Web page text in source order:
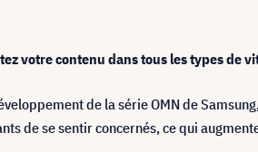
votre contenu dans tous les types de
de la série OMN de
de se sentir concernés, ce qui